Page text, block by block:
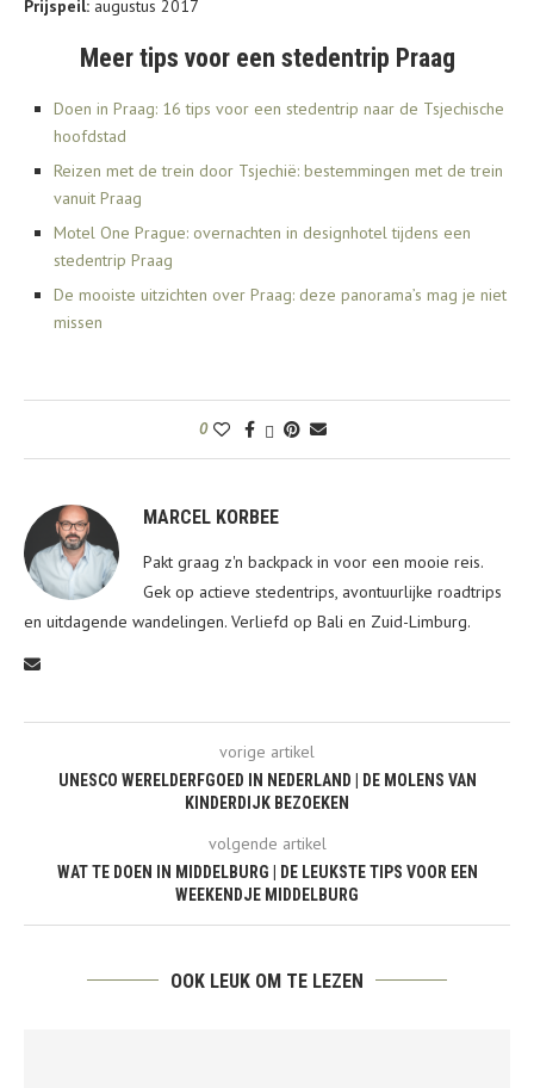
Prijspeil: augustus 2017
Meer tips voor een stedentrip Praag
Doen in Praag: 16 tips voor een stedentrip naar de Tsjechische
hoofdstad
Reizen met de trein door Tsjechië: bestemmingen met de trein
vanuit Praag
Motel One Prague: overnachten in designhotel tijdens een
stedentrip Praag
De mooiste uitzichten over Praag: deze panorama’s mag je niet
missen
0
MARCEL KORBEE
Pakt graag z'n backpack in voor een mooie reis.
Gek op actieve stedentrips, avontuurlijke roadtrips
en uitdagende wandelingen. Verliefd op Bali en Zuid-Limburg.
vorige artikel
UNESCO WERELDERFGOED IN NEDERLAND | DE MOLENS VAN
KINDERDIJK BEZOEKEN
volgende artikel
WAT TE DOEN IN MIDDELBURG | DE LEUKSTE TIPS VOOR EEN
WEEKENDJE MIDDELBURG
OOK LEUK OM TE LEZEN